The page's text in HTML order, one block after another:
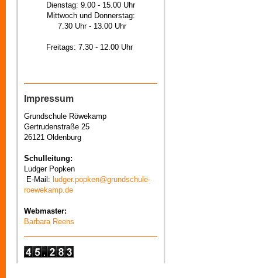
Dienstag: 9.00 - 15.00 Uhr
Mittwoch und Donnerstag:
7.30 Uhr - 13.00 Uhr
Freitags: 7.30 - 12.00 Uhr
Impressum
Grundschule Röwekamp
Gertrudenstraße 25
26121 Oldenburg
Schulleitung:
Ludger Popken
E-Mail: ludger.popken@grundschule-
roewekamp.de
Webmaster:
Barbara Reens